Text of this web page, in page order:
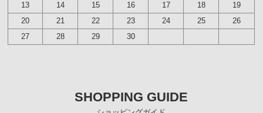
13
14 15 16 17 18
19
20
21 22 23 24 25
26
27
28 29 30
SHOPPING GUIDE